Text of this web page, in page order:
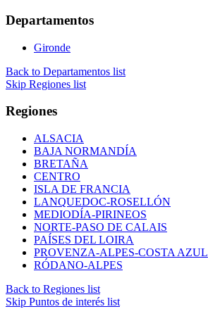
Departamentos
Gironde
Back to Departamentos list
Skip Regiones list
Regiones
ALSACIA
BAJA NORMANDÍA
BRETAÑA
CENTRO
ISLA DE FRANCIA
LANQUEDOC-ROSELLÓN
MEDIODÍA-PIRINEOS
NORTE-PASO DE CALAIS
PAÍSES DEL LOIRA
PROVENZA-ALPES-COSTA AZUL
RÓDANO-ALPES
Back to Regiones list
Skip Puntos de interés list